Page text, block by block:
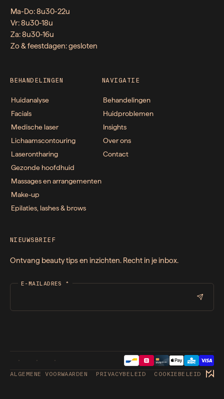
Ma-Do: 8u30-22u
Vr: 8u30-18u
Za: 8u30-16u
Zo & feestdagen: gesloten
BEHANDELINGEN
Huidanalyse
Facials
Medische laser
Lichaamscontouring
Laserontharing
Gezonde hoofdhuid
Massages en arrangementen
Make-up
Epilaties, lashes & brows
NAVIGATIE
Behandelingen
Huidproblemen
Insights
Over ons
Contact
NIEUWSBRIEF
Ontvang beauty tips en inzichten. Recht in je inbox.
E-MAILADRES *
ALGEMENE VOORWAARDEN PRIVACYBELEID COOKIEBELEID